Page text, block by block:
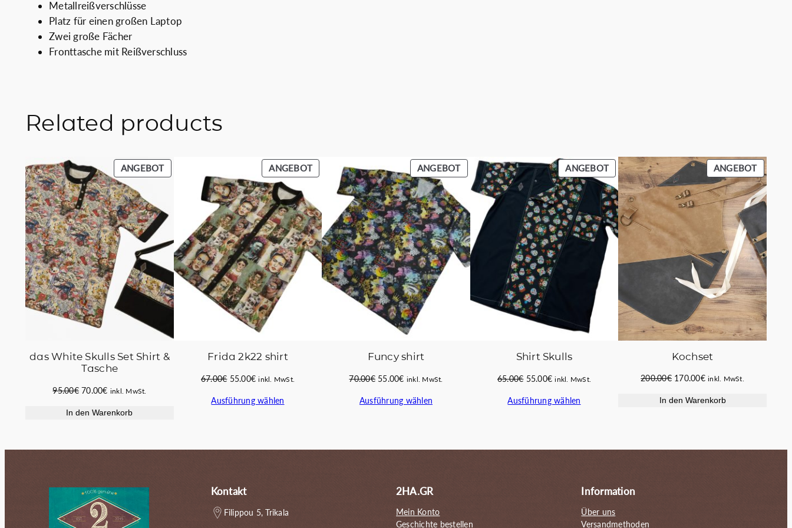
Metallreißverschlüsse
Platz für einen großen Laptop
Zwei große Fächer
Fronttasche mit Reißverschluss
Related products
ANGEBOTPRODUKT
IM
ANGEBOT
das White Skulls Set Shirt &
Tasche
95.00€ Ursprünglicher
war:
70.00€Aktueller
ist:
inkl. MwSt.
In den Warenkorb
ANGEBOTPRODUKT
IM
ANGEBOT
Frida 2k22 shirt
67.00€ Ursprünglicher
war:
55.00€Aktueller
ist:
inkl. MwSt.
Ausführung wählen
ANGEBOTPRODUKT
IM
ANGEBOT
Funcy shirt
70.00€ Ursprünglicher
war:
55.00€Aktueller
ist:
inkl. MwSt.
Ausführung wählen
ANGEBOTPRODUKT
IM
ANGEBOT
Shirt Skulls
65.00€ Ursprünglicher
war:
55.00€Aktueller
ist:
inkl. MwSt.
Ausführung wählen
ANGEBOT
IM
Kochset
200.00€ Ursprünglicher
war:
170.00€Aktueller
ist:
inkl. MwSt.
In den Warenkorb
Kontakt
Filippou 5, Trikala
2HA.GR
Mein Konto
Geschichte bestellen
Information
Über uns
Versandmethoden